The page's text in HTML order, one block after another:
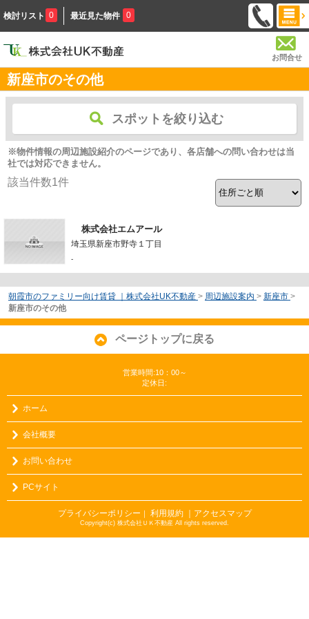
検討リスト 0 最近見た物件 0
お問合せ
新座市のその他
スポットを絞り込む
※物件情報の周辺施設紹介のページであり、各店舗への問い合わせは当
社では対応できません。
該当件数1件
株式会社エムアール
埼玉県新座市野寺１丁目
-
朝霞市のファミリー向け賃貸 ｜株式会社UK不動産 > 周辺施設案内 > 新座市 >
新座市のその他
ページトップに戻る
営業時間:10：00～
定休日:
ホーム
会社概要
お問い合わせ
PCサイト
プライバシーポリシー ｜ 利用規約 ｜アクセスマップ
Copyright(c) 株式会社ＵＫ不動産 All rights reserved.